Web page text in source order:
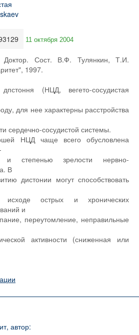
11 октября 2004
Доктор. Сост. В.Ф. Тулянкин, Т.И.
1997.
дпстоння (НЦД, вегето-сосудистая
для нее характерны расстройства
сердечно-сосудистой системы.
НЦД чаще всего обусловлена
и степенью зрелости нервно-
В
дистонии могут способствовать
острых и хронических
и
переутомление, неправильные
активности (сниженная или